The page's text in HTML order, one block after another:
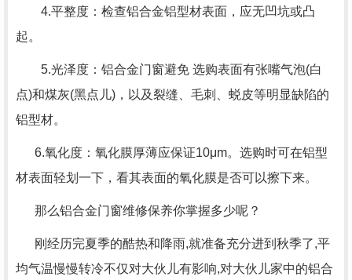
4.平整度：检查铝合金铝型材表面，应无凹坑或凸
起。
5.光泽度：铝合金门窗避免 选购表面有张嘴气泡(白
点)和煤灰(黑点儿)，以及裂缝、毛刺、蜕皮等明显缺陷的
铝型材。
6.氧化度：氧化膜厚薄应保证10μm。选购时可在铝型
材表面轻划一下，看其表面的氧化膜是否可以擦下来。
那么铝合金门窗维修保养你掌握多少呢？
刚经历完夏季的酷热和降雨,就准备充分进到秋季了,平
均气温慢慢转冷不仅对大伙儿有影响,对大伙儿家中的铝合